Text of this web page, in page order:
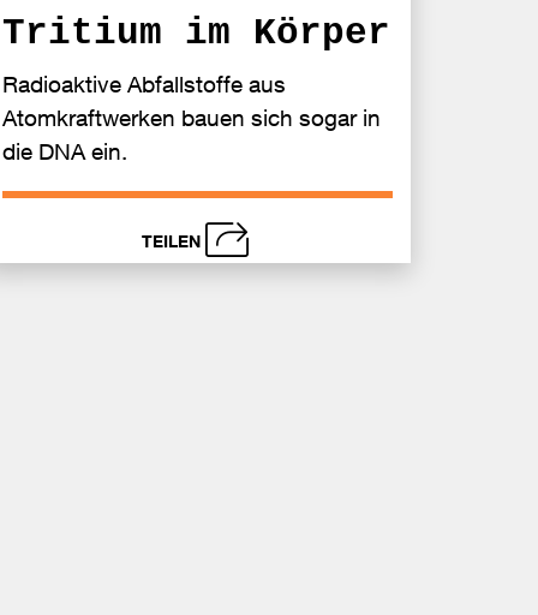
Tritium im Körper
Radioaktive Abfallstoffe aus
Atomkraftwerken bauen sich sogar in
die DNA ein.
TEILEN